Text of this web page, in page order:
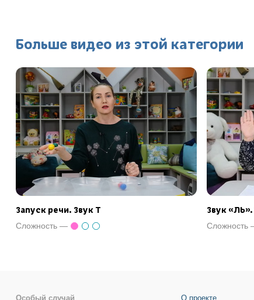
Больше видео из этой категории
Запуск речи. Звук Т
Сложность —
Звук
Сложность
Особый случай О проекте